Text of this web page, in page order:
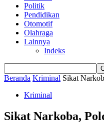
Politik
Pendidikan
Otomotif
Olahraga
Lainnya
Indeks
Beranda Kriminal Sikat
Kriminal
Sikat Narkoba,